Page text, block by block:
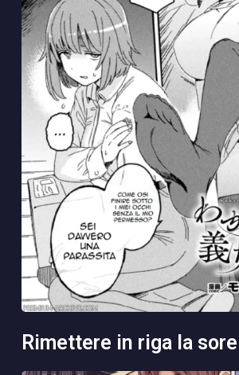
rimettere in riga la